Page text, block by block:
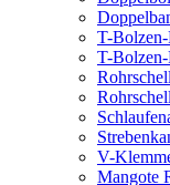
T-
T-
V-
Mangote